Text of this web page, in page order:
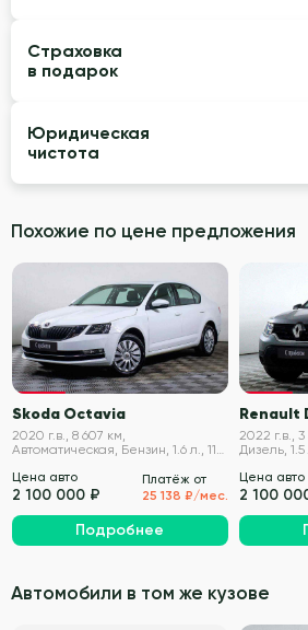
Страховка
в подарок
Юридическая
чистота
Похожие по цене предложения
VIN проверен
Skoda Octavia
2020 г.в., 8 607 км,
Автоматическая, Бензин, 1.6 л., 110
Цена авто
2 100 000 ₽
Платёж от
25 138 ₽/мес.
Подробнее
Renault
2022 г.в.,
Дизель, 1.5
Цена авто
2 100
Автомобили в том же кузове